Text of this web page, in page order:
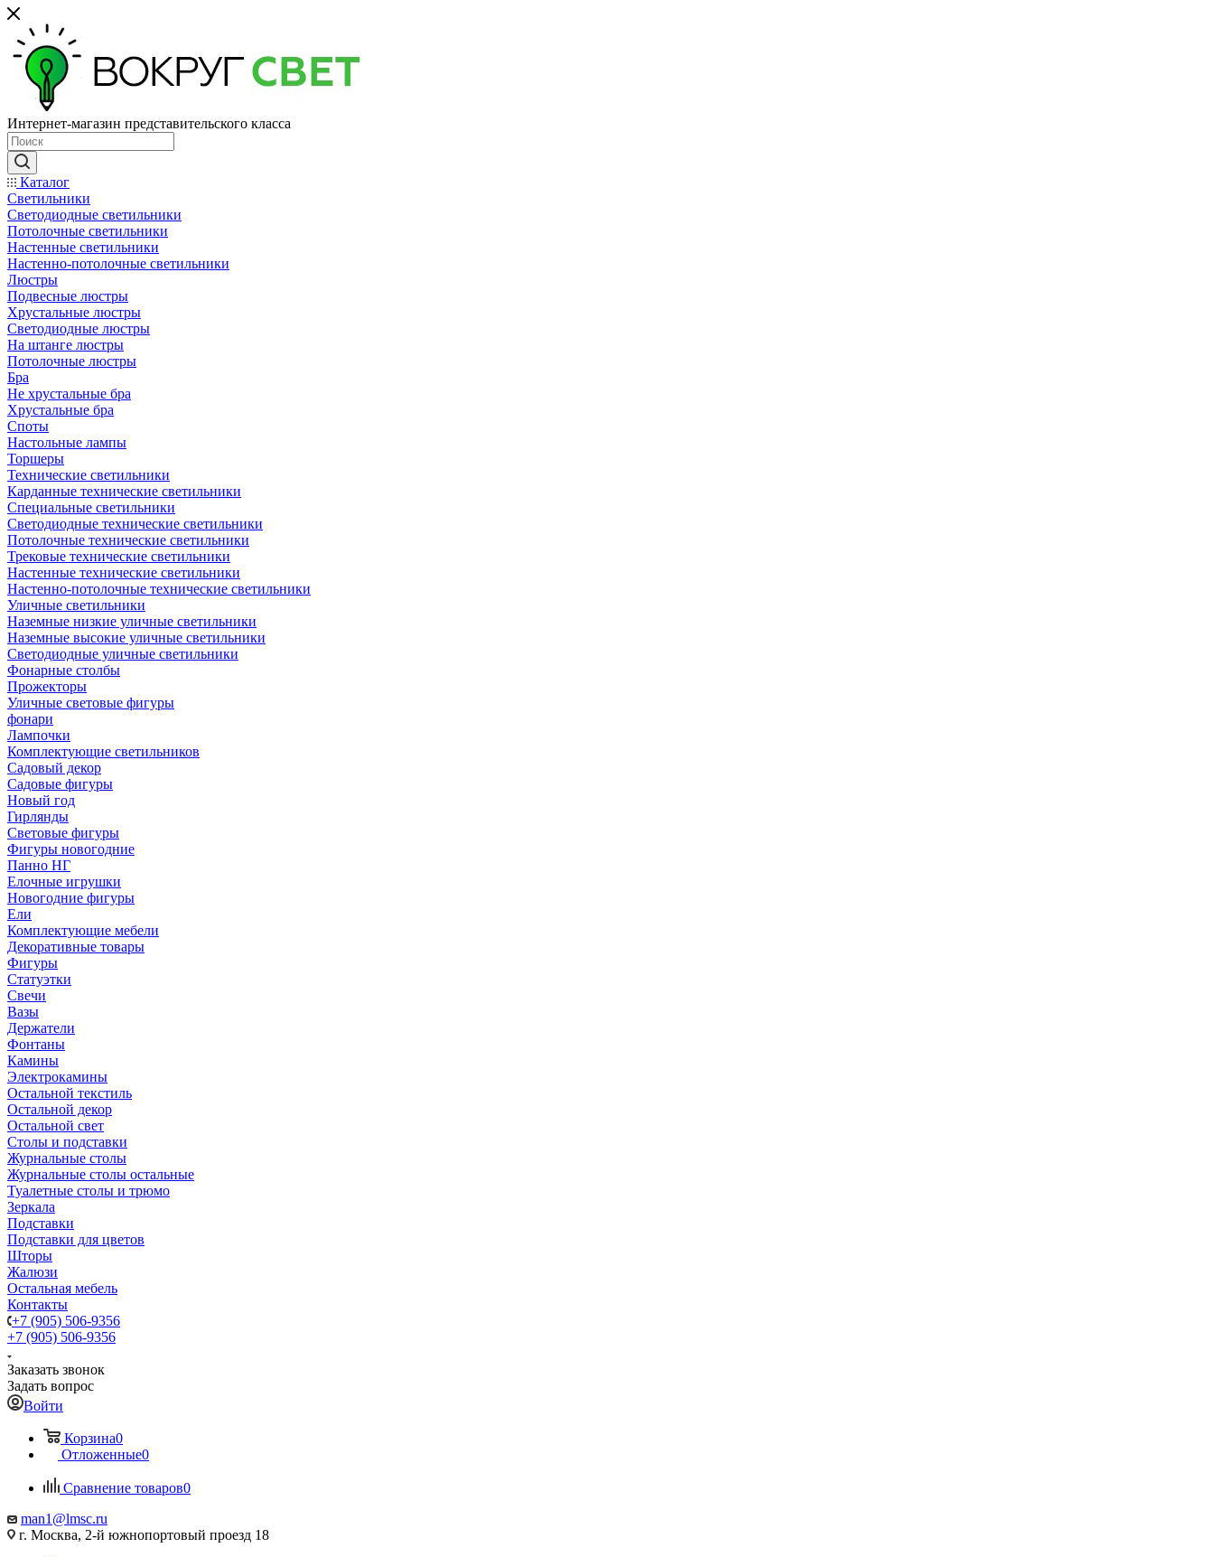
Интернет-магазин представительского класса
Каталог
Светильники
Светодиодные светильники
Потолочные светильники
Настенные светильники
Настенно-потолочные светильники
Люстры
Подвесные люстры
Хрустальные люстры
Светодиодные люстры
На штанге люстры
Потолочные люстры
Бра
Не хрустальные бра
Хрустальные бра
Споты
Настольные лампы
Торшеры
Технические светильники
Карданные технические светильники
Специальные светильники
Светодиодные технические светильники
Потолочные технические светильники
Трековые технические светильники
Настенные технические светильники
Настенно-потолочные технические светильники
Уличные светильники
Наземные низкие уличные светильники
Наземные высокие уличные светильники
Светодиодные уличные светильники
Фонарные столбы
Прожекторы
Уличные световые фигуры
фонари
Лампочки
Комплектующие светильников
Садовый декор
Садовые фигуры
Новый год
Гирлянды
Световые фигуры
Фигуры новогодние
Панно НГ
Елочные игрушки
Новогодние фигуры
Ели
Комплектующие мебели
Декоративные товары
Фигуры
Статуэтки
Свечи
Вазы
Держатели
Фонтаны
Камины
Электрокамины
Остальной текстиль
Остальной декор
Остальной свет
Столы и подставки
Журнальные столы
Журнальные столы остальные
Туалетные столы и трюмо
Зеркала
Подставки
Подставки для цветов
Шторы
Жалюзи
Остальная мебель
Контакты
+7 (905) 506-9356
+7 (905) 506-9356
Заказать звонок
Задать вопрос
Войти
Корзина0
Отложенные0
Сравнение товаров0
man1@lmsc.ru
г. Москва, 2-й южнопортовый проезд 18